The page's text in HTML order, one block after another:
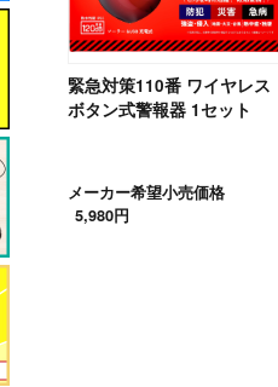
緊急対策110番 ワイヤレス
ボタン式警報器 1セット
メーカー希望小売価格
5,980円